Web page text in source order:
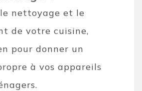
nettoyage et le
de votre cuisine,
pour donner un
à vos appareils